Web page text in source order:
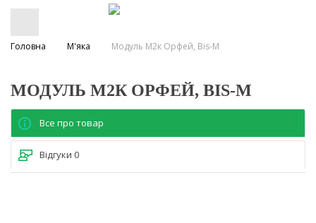
Головна М'яка Модуль М2к Орфей, Bis-M
МОДУЛЬ М2К ОРФЕЙ, BIS-M
Все про товар
Відгуки 0